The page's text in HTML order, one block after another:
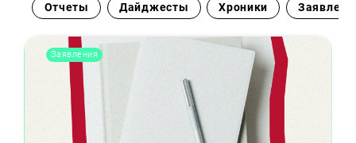
Отчеты Дайджесты Хроники
Заявления